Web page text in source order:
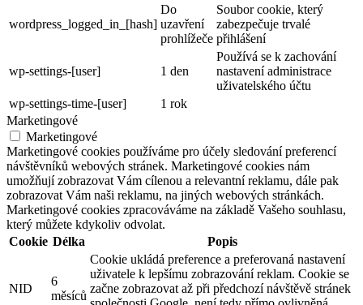
wordpress_logged_in_[hash]
Do
uzavření
prohlížeče
Soubor cookie, který
zabezpečuje trvalé
přihlášení
wp-settings-[user] 1 den
Používá se k zachování
nastavení administrace
uživatelského účtu
wp-settings-time-[user]
1 rok
Marketingové
Marketingové
Marketingové cookies používáme pro účely sledování preferencí
návštěvníků webových stránek. Marketingové cookies nám
umožňují zobrazovat Vám cílenou a relevantní reklamu, dále pak
zobrazovat Vám naši reklamu, na jiných webových stránkách.
Marketingové cookies zpracováváme na základě Vašeho souhlasu,
který můžete kdykoliv odvolat.
Cookie Délka Popis
NID
6
měsíců
Cookie ukládá preference a preferovaná nastavení
uživatele k lepšímu zobrazování reklam. Cookie se
začne zobrazovat až při předchozí návštěvě stránek